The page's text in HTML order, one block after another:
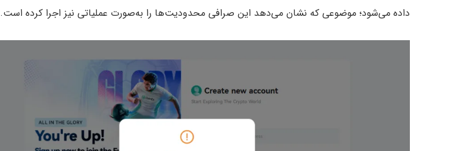
داده می‌شود؛ موضوعی که نشان می‌دهد این صرافی محدودیت‌ها را به‌صورت عملیاتی نیز اجرا کرده است.